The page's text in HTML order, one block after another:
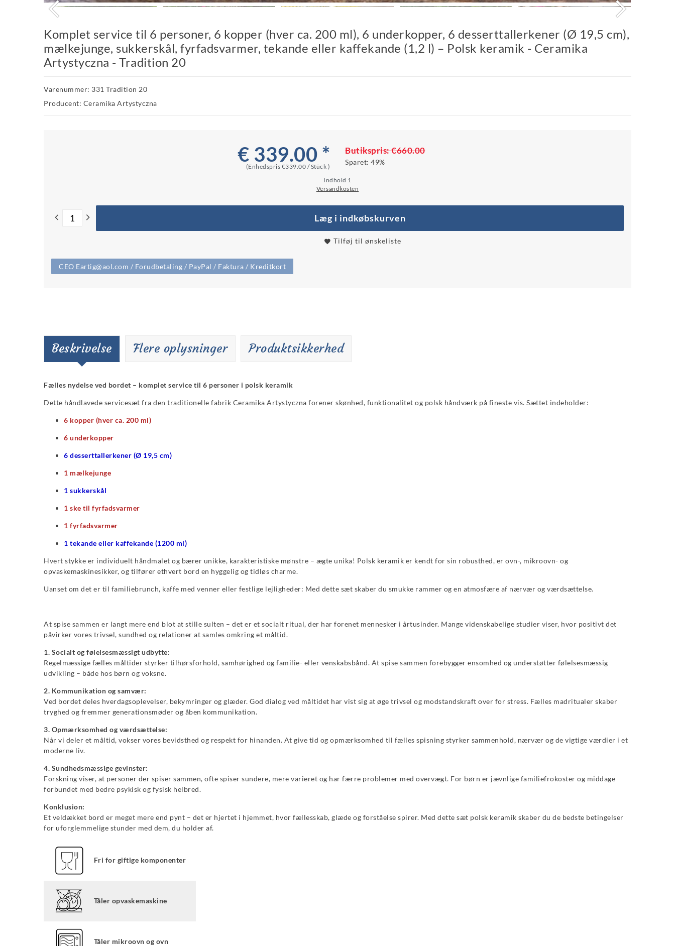
Komplet service til 6 personer, 6 kopper (hver ca. 200 ml), 6 underkopper, 6 desserttallerkener (Ø 19,5 cm),
mælkejunge, sukkerskål, fyrfadsvarmer, tekande eller kaffekande (1,2 l) – Polsk keramik - Ceramika
Artystyczna - Tradition 20
Varenummer: 331 Tradition 20
Producent: Ceramika Artystyczna
€ 339.00 *
(Enhedspris €339.00 / Stück )
Butikspris:€660.00
Sparet: 49%
Indhold 1
Versandkosten
Læg i indkøbskurven
Tilføj til ønskeliste
CEO Eartig@aol.com / Forudbetaling / PayPal / Faktura / Kreditkort
Beskrivelse Flere oplysninger Produktsikkerhed
Fælles nydelse ved bordet – komplet service til 6 personer i polsk keramik
Dette håndlavede servicesæt fra den traditionelle fabrik Ceramika Artystyczna forener skønhed, funktionalitet og polsk håndværk på fineste vis. Sættet indeholder:
6 kopper (hver ca. 200 ml)
6 underkopper
6 desserttallerkener (Ø 19,5 cm)
1 mælkejunge
1 sukkerskål
1 ske til fyrfadsvarmer
1 fyrfadsvarmer
1 tekande eller kaffekande (1200 ml)
Hvert stykke er individuelt håndmalet og bærer unikke, karakteristiske mønstre – ægte unika! Polsk keramik er kendt for sin robusthed, er ovn-, mikroovn- og
opvaskemaskinesikker, og tilfører ethvert bord en hyggelig og tidløs charme.
Uanset om det er til familiebrunch, kaffe med venner eller festlige lejligheder: Med dette sæt skaber du smukke rammer og en atmosfære af nærvær og værdsættelse.
At spise sammen er langt mere end blot at stille sulten – det er et socialt ritual, der har forenet mennesker i årtusinder. Mange videnskabelige studier viser, hvor positivt det
påvirker vores trivsel, sundhed og relationer at samles omkring et måltid.
1. Socialt og følelsesmæssigt udbytte:
Regelmæssige fælles måltider styrker tilhørsforhold, samhørighed og familie- eller venskabsbånd. At spise sammen forebygger ensomhed og understøtter følelsesmæssig
udvikling – både hos børn og voksne.
2. Kommunikation og samvær:
Ved bordet deles hverdagsoplevelser, bekymringer og glæder. God dialog ved måltidet har vist sig at øge trivsel og modstandskraft over for stress. Fælles madritualer skaber
tryghed og fremmer generationsmøder og åben kommunikation.
3. Opmærksomhed og værdsættelse:
Når vi deler et måltid, vokser vores bevidsthed og respekt for hinanden. At give tid og opmærksomhed til fælles spisning styrker sammenhold, nærvær og de vigtige værdier i et
moderne liv.
4. Sundhedsmæssige gevinster:
Forskning viser, at personer der spiser sammen, ofte spiser sundere, mere varieret og har færre problemer med overvægt. For børn er jævnlige familiefrokoster og middage
forbundet med bedre psykisk og fysisk helbred.
Konklusion:
Et veldækket bord er meget mere end pynt – det er hjertet i hjemmet, hvor fællesskab, glæde og forståelse spirer. Med dette sæt polsk keramik skaber du de bedste betingelser
for uforglemmelige stunder med dem, du holder af.
Fri for giftige komponenter
Tåler opvaskemaskine
Tåler mikroovn og ovn